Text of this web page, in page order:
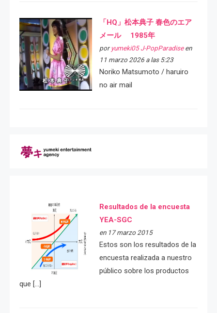
「HQ」松本典子 春色のエア
メール 1985年
por yumeki05 J-PopParadiseen
11 marzo 2026 a las 5:23
Noriko Matsumoto / haruiro
no air mail
Resultados de la encuesta
YEA-SGC
en 17 marzo 2015
Estos son los resultados de la
encuesta realizada a nuestro
público sobre los productos
que […]